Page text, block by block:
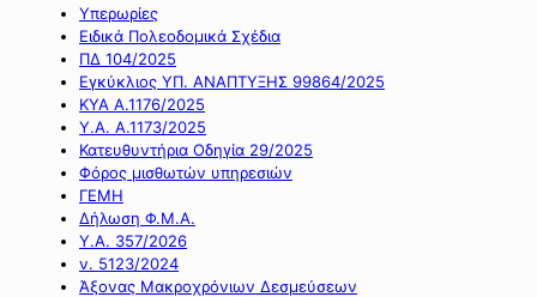
Υπερωρίες
Ειδικά Πολεοδομικά Σχέδια
ΠΔ 104/2025
Εγκύκλιος ΥΠ. ΑΝΑΠΤΥΞΗΣ 99864/2025
ΚΥΑ Α.1176/2025
Υ.Α. Α.1173/2025
Κατευθυντήρια Οδηγία 29/2025
Φόρος μισθωτών υπηρεσιών
ΓΕΜΗ
Δήλωση Φ.Μ.Α.
Υ.Α. 357/2026
ν. 5123/2024
Άξονας Μακροχρόνιων Δεσμεύσεων